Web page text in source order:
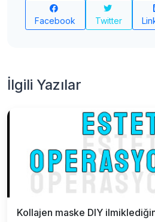
Facebook Twitter
İlgili Yazılar
Kollajen maske DIY